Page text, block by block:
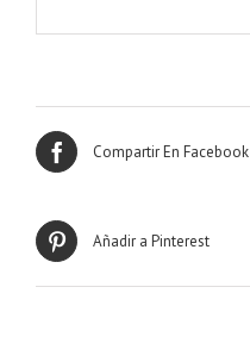
Compartir En Facebook
Añadir a Pinterest